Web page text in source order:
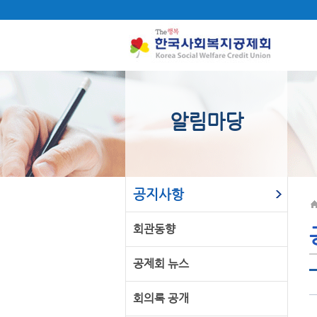
알림마당
공지사항
회관동향
공제회 뉴스
회의록 공개